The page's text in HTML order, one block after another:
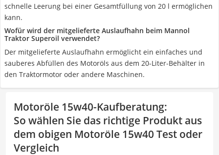
schnelle Leerung bei einer Gesamtfüllung von 20 l ermöglichen
kann.
Wofür wird der mitgelieferte Auslaufhahn beim Mannol
Traktor Superoil verwendet?
Der mitgelieferte Auslaufhahn ermöglicht ein einfaches und
sauberes Abfüllen des Motoröls aus dem 20-Liter-Behälter in
den Traktormotor oder andere Maschinen.
Motoröle 15w40-Kaufberatung:
So wählen Sie das richtige Produkt aus
dem obigen Motoröle 15w40 Test oder
Vergleich